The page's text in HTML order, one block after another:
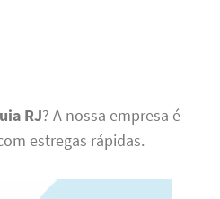
RJ? A nossa empresa é
estregas rápidas.